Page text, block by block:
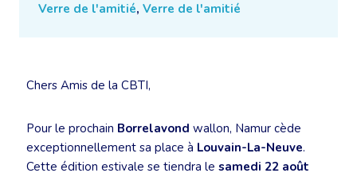
Verre de l'amitié, Verre de l'amitié
Chers Amis de la CBTI,
Pour le prochain Borrelavond wallon, Namur cède
exceptionnellement sa place à Louvain-La-Neuve.
Cette édition estivale se tiendra le samedi 22 août